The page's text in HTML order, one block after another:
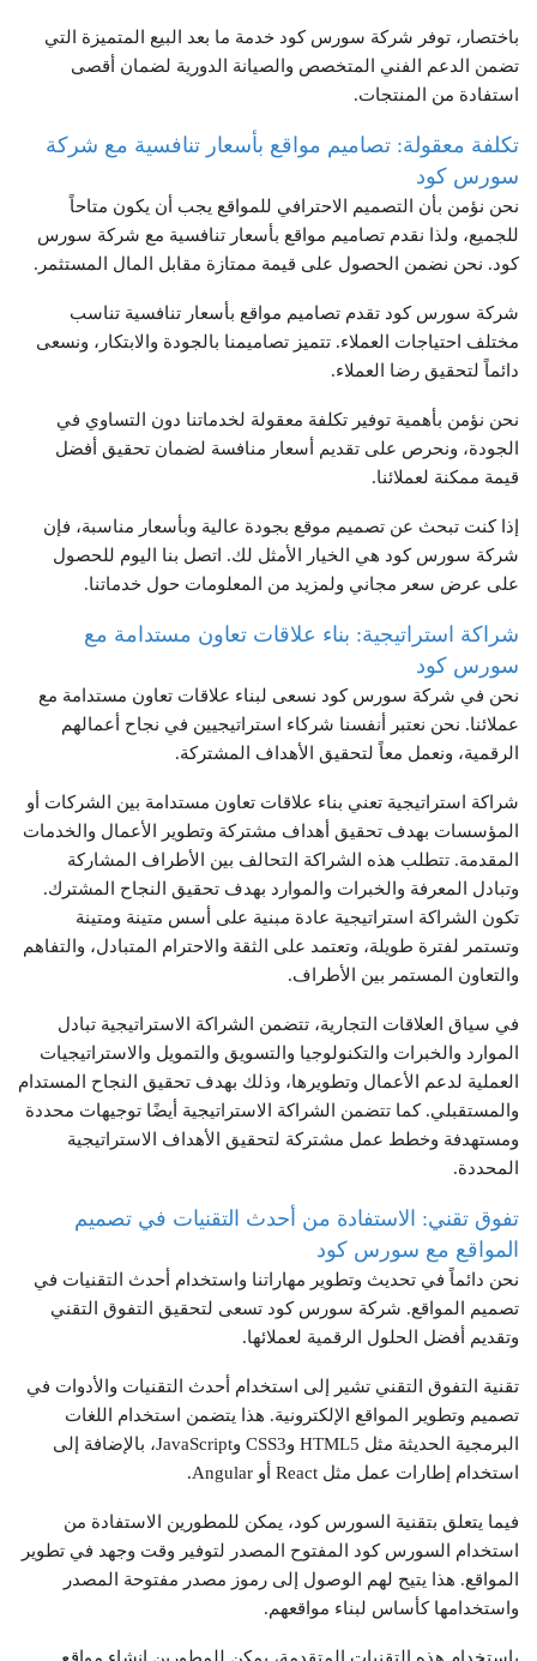
باختصار، توفر شركة سورس كود خدمة ما بعد البيع المتميزة التي
تضمن الدعم الفني المتخصص والصيانة الدورية لضمان أقصى
استفادة من المنتجات.
تكلفة معقولة: تصاميم مواقع بأسعار تنافسية مع شركة
سورس كود
نحن نؤمن بأن التصميم الاحترافي للمواقع يجب أن يكون متاحاً
للجميع، ولذا نقدم تصاميم مواقع بأسعار تنافسية مع شركة سورس
كود. نحن نضمن الحصول على قيمة ممتازة مقابل المال المستثمر.
شركة سورس كود تقدم تصاميم مواقع بأسعار تنافسية تناسب
مختلف احتياجات العملاء. تتميز تصاميمنا بالجودة والابتكار، ونسعى
دائماً لتحقيق رضا العملاء.
نحن نؤمن بأهمية توفير تكلفة معقولة لخدماتنا دون التساوي في
الجودة، ونحرص على تقديم أسعار منافسة لضمان تحقيق أفضل
قيمة ممكنة لعملائنا.
إذا كنت تبحث عن تصميم موقع بجودة عالية وبأسعار مناسبة، فإن
شركة سورس كود هي الخيار الأمثل لك. اتصل بنا اليوم للحصول
على عرض سعر مجاني ولمزيد من المعلومات حول خدماتنا.
شراكة استراتيجية: بناء علاقات تعاون مستدامة مع
سورس كود
نحن في شركة سورس كود نسعى لبناء علاقات تعاون مستدامة مع
عملائنا. نحن نعتبر أنفسنا شركاء استراتيجيين في نجاح أعمالهم
الرقمية، ونعمل معاً لتحقيق الأهداف المشتركة.
شراكة استراتيجية تعني بناء علاقات تعاون مستدامة بين الشركات أو
المؤسسات بهدف تحقيق أهداف مشتركة وتطوير الأعمال والخدمات
المقدمة. تتطلب هذه الشراكة التحالف بين الأطراف المشاركة
وتبادل المعرفة والخبرات والموارد بهدف تحقيق النجاح المشترك.
تكون الشراكة استراتيجية عادة مبنية على أسس متينة ومتينة
وتستمر لفترة طويلة، وتعتمد على الثقة والاحترام المتبادل، والتفاهم
والتعاون المستمر بين الأطراف.
في سياق العلاقات التجارية، تتضمن الشراكة الاستراتيجية تبادل
الموارد والخبرات والتكنولوجيا والتسويق والتمويل والاستراتيجيات
العملية لدعم الأعمال وتطويرها، وذلك بهدف تحقيق النجاح المستدام
والمستقبلي. كما تتضمن الشراكة الاستراتيجية أيضًا توجيهات محددة
ومستهدفة وخطط عمل مشتركة لتحقيق الأهداف الاستراتيجية
المحددة.
تفوق تقني: الاستفادة من أحدث التقنيات في تصميم
المواقع مع سورس كود
نحن دائماً في تحديث وتطوير مهاراتنا واستخدام أحدث التقنيات في
تصميم المواقع. شركة سورس كود تسعى لتحقيق التفوق التقني
وتقديم أفضل الحلول الرقمية لعملائها.
تقنية التفوق التقني تشير إلى استخدام أحدث التقنيات والأدوات في
تصميم وتطوير المواقع الإلكترونية. هذا يتضمن استخدام اللغات
البرمجية الحديثة مثل HTML5 وCSS3 وJavaScript، بالإضافة إلى
استخدام إطارات عمل مثل React أو Angular.
فيما يتعلق بتقنية السورس كود، يمكن للمطورين الاستفادة من
استخدام السورس كود المفتوح المصدر لتوفير وقت وجهد في تطوير
المواقع. هذا يتيح لهم الوصول إلى رموز مصدر مفتوحة المصدر
واستخدامها كأساس لبناء مواقعهم.